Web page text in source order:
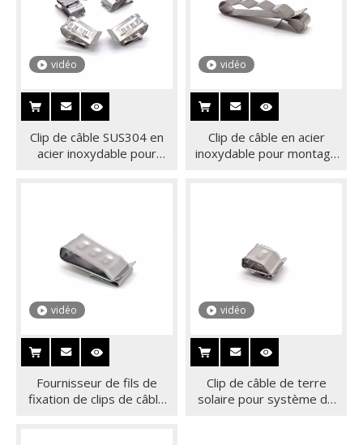
vidéo
Clip de câble SUS304 en
acier inoxydable pour
vidéo
Clip de câble en acier
inoxydable pour montage
vidéo
Fournisseur de fils de
fixation de clips de câble
vidéo
Clip de câble de terre
solaire pour système de